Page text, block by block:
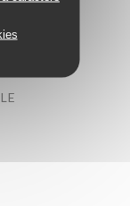
Potjevlesch